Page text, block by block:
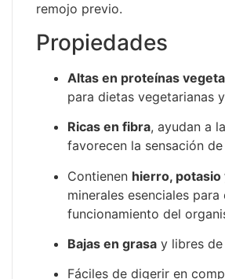
remojo previo.
Propiedades
Altas en proteínas
para dietas vegetarianas
Ricas en fibra, ayudan a
favorecen la sensación
Contienen hierro, potasio
minerales esenciales para
funcionamiento del
Bajas en grasa y libres
Fáciles de digerir en